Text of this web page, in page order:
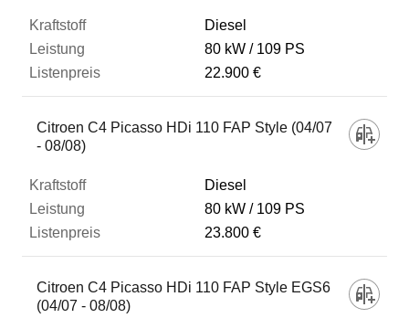
Diesel
80 kW
109 PS
22.900 €
Citroen C4 Picasso HDi 110 FAP Style (04/07
- 08/08)
Diesel
80 kW
109 PS
23.800 €
Citroen C4 Picasso HDi 110 FAP Style EGS6
(04/07 - 08/08)